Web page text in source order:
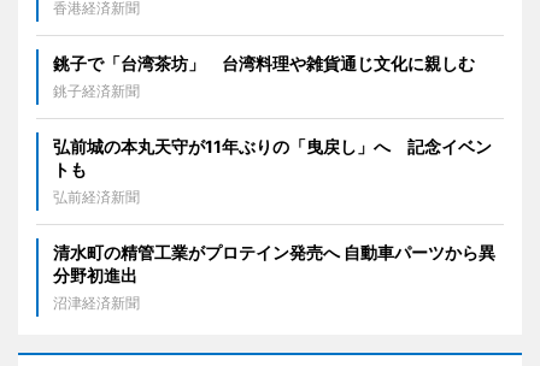
香港経済新聞
銚子で「台湾茶坊」 台湾料理や雑貨通じ文化に親しむ
銚子経済新聞
弘前城の本丸天守が11年ぶりの「曳戻し」へ 記念イベン
トも
弘前経済新聞
清水町の精管工業がプロテイン発売へ 自動車パーツから異
分野初進出
沼津経済新聞